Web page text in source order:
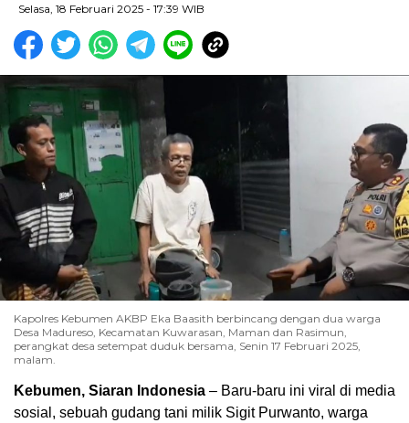
00:00
Selasa, 18 Februari 2025 - 17:39 WIB
Kapolres Kebumen AKBP Eka Baasith berbincang dengan dua warga
Desa Madureso, Kecamatan Kuwarasan, Maman dan Rasimun,
perangkat desa setempat duduk bersama, Senin 17 Februari 2025,
malam.
Kebumen, Siaran Indonesia – Baru-baru ini viral di media
sosial, sebuah gudang tani milik Sigit Purwanto, warga